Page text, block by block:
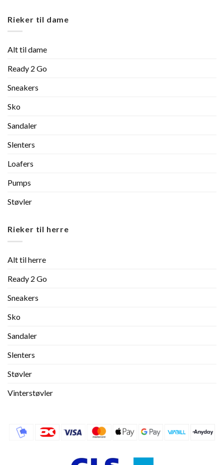
Rieker til dame
Alt til dame
Ready 2 Go
Sneakers
Sko
Sandaler
Slenters
Loafers
Pumps
Støvler
Rieker til herre
Alt til herre
Ready 2 Go
Sneakers
Sko
Sandaler
Slenters
Støvler
Vinterstøvler